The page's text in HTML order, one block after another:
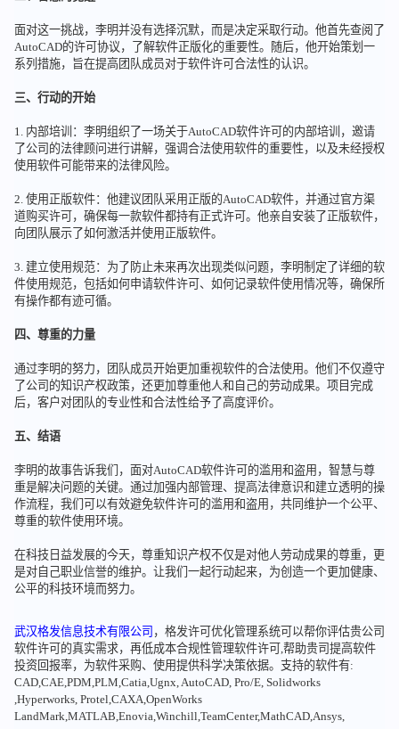
面对这一挑战，李明并没有选择沉默，而是决定采取行动。他首先查阅了
AutoCAD的许可协议，了解软件正版化的重要性。随后，他开始策划一
系列措施，旨在提高团队成员对于软件许可合法性的认识。
三、行动的开始
1. 内部培训：李明组织了一场关于AutoCAD软件许可的内部培训，邀请
了公司的法律顾问进行讲解，强调合法使用软件的重要性，以及未经授权
使用软件可能带来的法律风险。
2. 使用正版软件：他建议团队采用正版的AutoCAD软件，并通过官方渠
道购买许可，确保每一款软件都持有正式许可。他亲自安装了正版软件，
向团队展示了如何激活并使用正版软件。
3. 建立使用规范：为了防止未来再次出现类似问题，李明制定了详细的软
件使用规范，包括如何申请软件许可、如何记录软件使用情况等，确保所
有操作都有迹可循。
四、尊重的力量
通过李明的努力，团队成员开始更加重视软件的合法使用。他们不仅遵守
了公司的知识产权政策，还更加尊重他人和自己的劳动成果。项目完成
后，客户对团队的专业性和合法性给予了高度评价。
五、结语
李明的故事告诉我们，面对AutoCAD软件许可的滥用和盗用，智慧与尊
重是解决问题的关键。通过加强内部管理、提高法律意识和建立透明的操
作流程，我们可以有效避免软件许可的滥用和盗用，共同维护一个公平、
尊重的软件使用环境。
在科技日益发展的今天，尊重知识产权不仅是对他人劳动成果的尊重，更
是对自己职业信誉的维护。让我们一起行动起来，为创造一个更加健康、
公平的科技环境而努力。
武汉格发信息技术有限公司 ，格发许可优化管理系统可以帮你评估贵公司
软件许可的真实需求，再低成本合规性管理软件许可,帮助贵司提高软件
投资回报率，为软件采购、使用提供科学决策依据。支持的软件有:
CAD,CAE,PDM,PLM,Catia,Ugnx, AutoCAD, Pro/E, Solidworks
,Hyperworks, Protel,CAXA,OpenWorks
LandMark,MATLAB,Enovia,Winchill,TeamCenter,MathCAD,Ansys,